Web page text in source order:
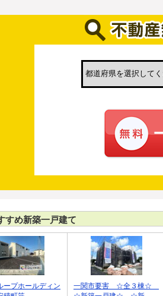
すめ新築一戸建て
ープホールディン
一関市要害 ☆全３棟☆